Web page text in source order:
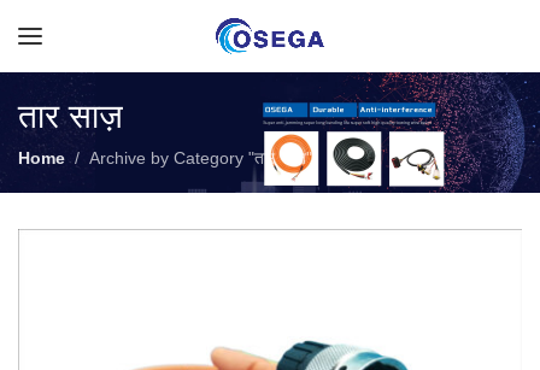
तार साज़
Home Archive by Category "तार साज़"